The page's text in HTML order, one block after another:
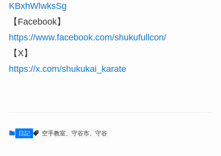
KBxhWlwksSg
【Facebook】
https://www.facebook.com/shukufullcon/
【X】
https://x.com/shukukai_karate
日記 空手教室、守谷市、守谷